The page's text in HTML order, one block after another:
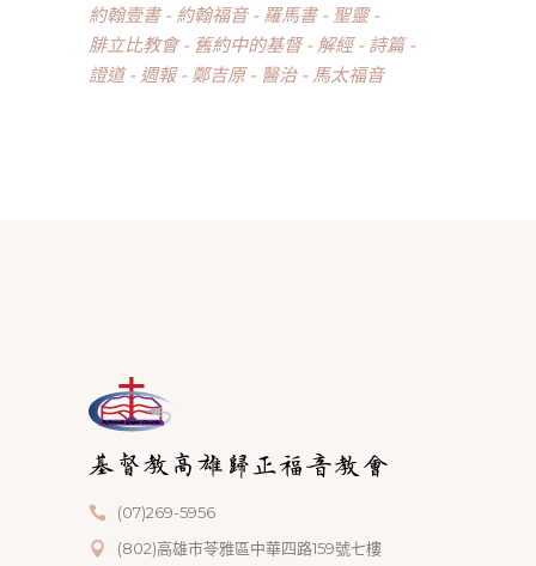
約翰壹書
約翰福音 羅馬書
聖靈
腓立比教會
舊約中的基督 解經
詩篇
證道
週報 鄭吉原 醫治 馬太福音
(07)269-5956
(802)高雄市苓雅區中華四路159號七樓